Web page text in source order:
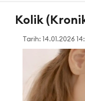
Kolik
Tarih: 14.01.2026